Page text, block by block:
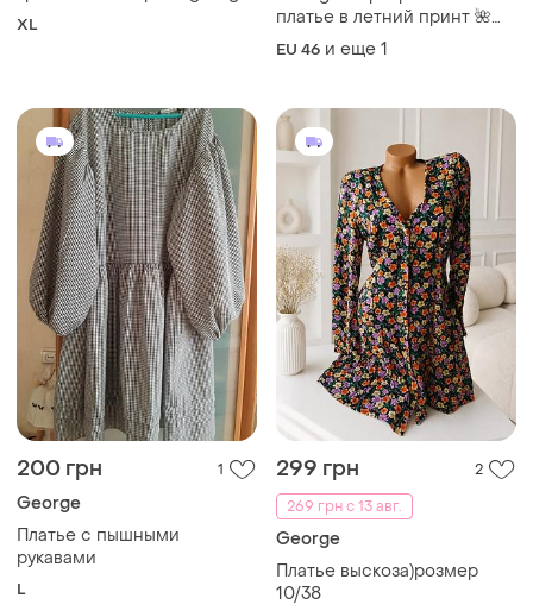
XL
платье в летний принт 🌺
турция🌺 бренд 🌺
EU 46 и еще 1
200 грн 1
George
Платье с пышными
рукавами
L
299 грн
2
269 грн с 13 авг.
George
Платье выскоза)розмер
10/38